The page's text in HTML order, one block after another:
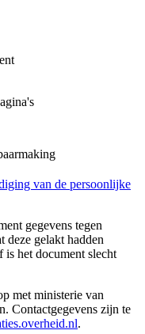
van de persoonlijke
gegevens tegen
deze gelakt hadden
is het document slecht
met ministerie van
. Contactgegevens zijn te
.